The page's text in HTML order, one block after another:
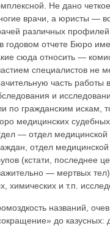
Не дано
врачи, а юристы —
различных
годовом отчете Бюро
сюда относить —
специалистов не
часть работы
и
по гражданским искам,
медицинских
— отдел медицинской
отдел
(кстати, последнее
— мертвых
химических и т.п.
названий,
до казусных: